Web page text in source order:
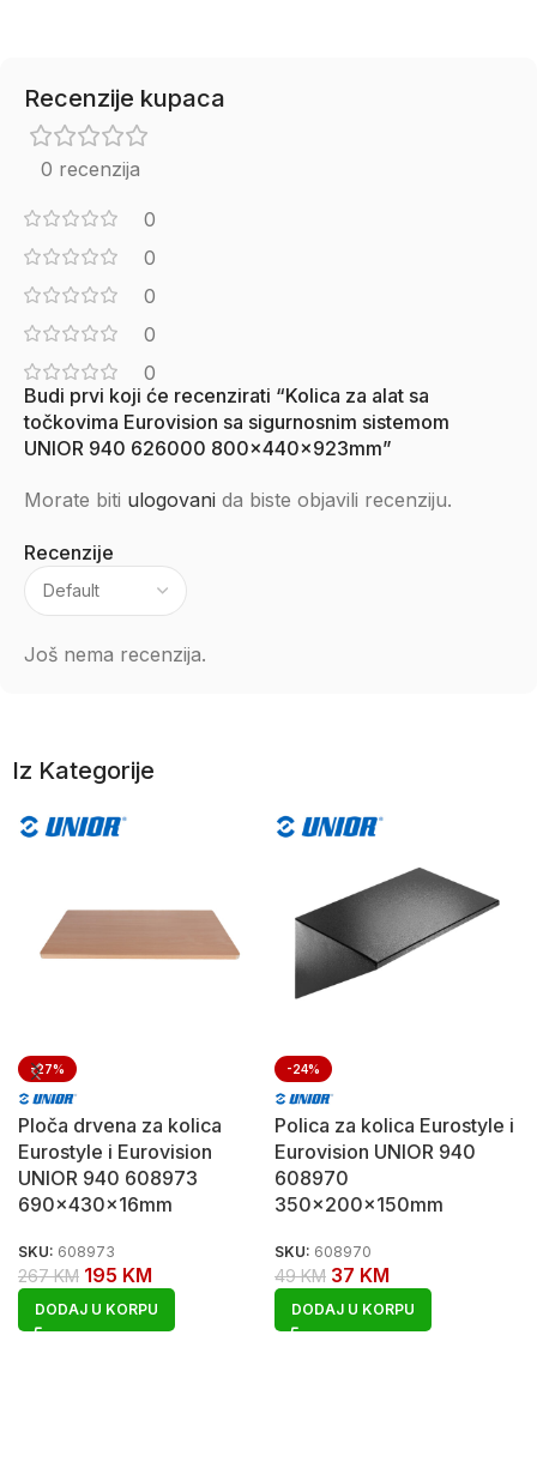
Recenzije kupaca
0 recenzija
0
0
0
0
0
Recenzije
Još nema recenzija.
Budi prvi koji će recenzirati “Kolica za alat sa
točkovima Eurovision sa sigurnosnim sistemom
UNIOR 940 626000 800x440x923mm”
Morate biti ulogovani da biste objavili recenziju.
Iz Kategorije
-27%
Ploča drvena za kolica
Eurostyle i Eurovision
UNIOR 940 608973
690x430x16mm
SKU: 608973
267KM 195 KM
DODAJ U KORPU
-24%
Polica za kolica Eurostyle i
Eurovision UNIOR 940
608970
350x200x150mm
SKU: 608970
49KM 37 KM
DODAJ U KORPU